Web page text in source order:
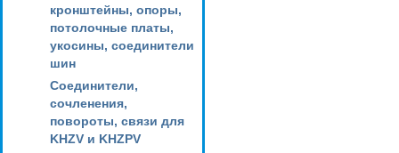
кронштейны, опоры,
потолочные платы,
укосины, соединители
шин
Соединители,
сочленения,
повороты, связи для
KHZV и KHZPV